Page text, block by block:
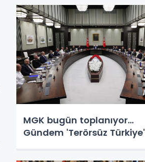
MGK bugün toplanıyor...
Gündem 'Terörsüz Türkiye'